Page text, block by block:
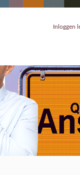
Inloggen